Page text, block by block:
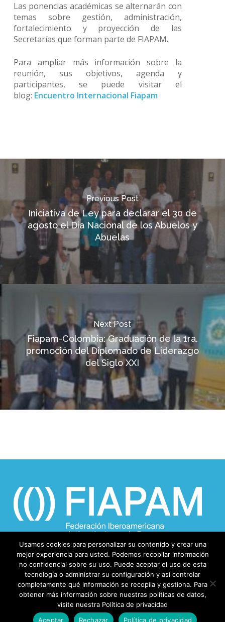
Las ponencias académicas se alternarán con
temas sobre gestión, administración,
fortalecimiento y proyección de las
Secretarías que forman parte de FIAPAM.
Para ampliar más información sobre la
reunión, sus objetivos, agenda y
participantes, se puede visitar el
blog: Encuentro Internacional Fiapam
Previous Post
Iniciativa de Ley para declarar el 30 de
agosto el Día Nacional de los Abuelos y
Abuelas
Next Post
Fiapam-Colombia: Graduación de la 1ra.
promoción del Diplomado de Liderazgo
del Siglo XXI
Usamos cookies para personalizar su contenido y crear una
mejor experiencia para usted. Podemos recopilar información
no confidencial sobre su uso. Puede aceptar el uso de esta
tecnología o administrar su configuración y así controlar
completamente qué información se recopila y gestiona. Para
obtener más información sobre nuestras políticas de datos,
visite nuestra Política de privacidad
Aceptar
Rechazar Política de privacidad